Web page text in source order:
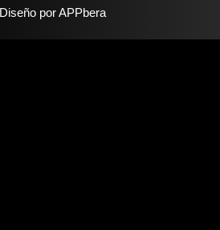
Diseño por APPbera